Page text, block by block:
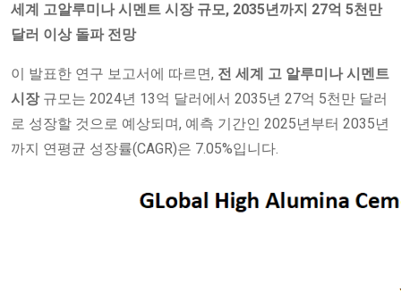
세계 고알루미나 시멘트 시장 규모, 2035년까지 27억 5천만
달러 이상 돌파 전망
이 발표한 연구 보고서에 따르면, 전 세계 고 알루미나시멘트
시장 규모는 2024년 13억 달러에서 2035년 27억 5천만 달러
로 성장할 것으로 예상되며, 예측 기간인 2025년부터 2035년
까지 연평균 성장률(CAGR)은 7.05%입니다.